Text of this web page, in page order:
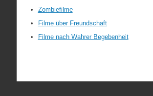
Zombiefilme
Filme über Freundschaft
Filme nach Wahrer Begebenheit